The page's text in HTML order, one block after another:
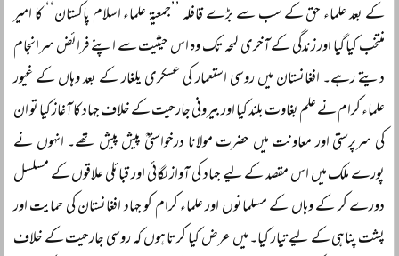
کے بعد علماء حق کے سب سے بڑے قافلہ ’’جمعیۃ علماء اسلام پاکستان‘‘ کا امیر
منتخب کیا گیا اور زندگی کے آخری لمحہ تک وہ اس حیثیت سے اپنے فرائض سرانجام
دیتے رہے۔ افغانستان میں روسی استعمار کی عسکری یلغار کے بعد وہاں کے غیور
علماء کرام نے علم بغاوت بلند کیا اور بیرونی جارحیت کے خلاف جہاد کا آغاز کیا تو ان
کی سرپرستی اور معاونت میں حضرت مولانا درخواستیؒ پیش پیش تھے۔ انہوں نے
پورے ملک میں اس مقصد کے لیے جہاد کی آواز لگائی اور قبائلی علاقوں کے مسلسل
دورے کر کے وہاں کے مسلمانوں اور علماء کرام کو جہاد افغانستان کی حمایت اور
پشت پناہی کے لیے تیار کیا۔ میں عرض کیا کرتا ہوں کہ روسی جارحیت کے خلاف